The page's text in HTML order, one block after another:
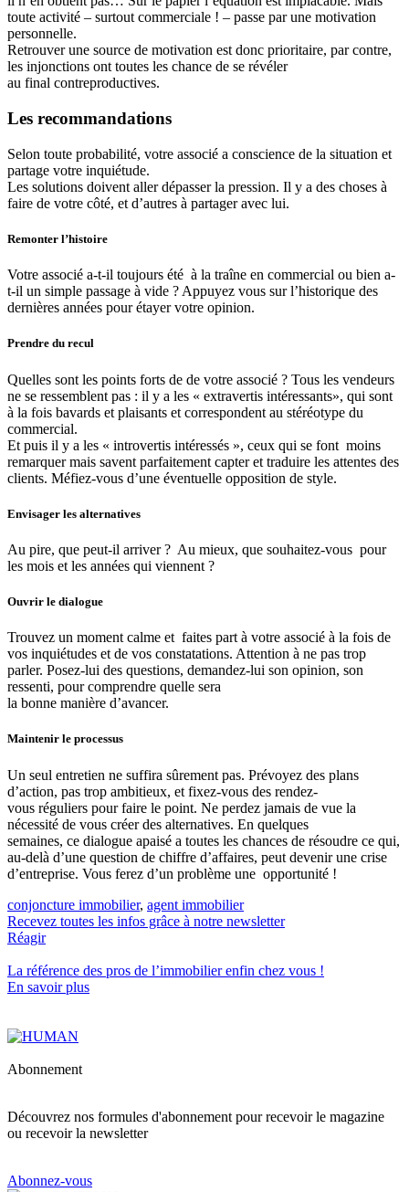
toute activité – surtout commerciale ! – passe par une motivation
personnelle.
Retrouver une source de motivation est donc prioritaire, par contre,
les injonctions ont toutes les chance de se révéler
au final contreproductives.
Les recommandations
Selon toute probabilité, votre associé a conscience de la situation et
partage votre inquiétude.
Les solutions doivent aller dépasser la pression. Il y a des choses à
faire de votre côté, et d’autres à partager avec lui.
Remonter l’histoire
Votre associé a-t-il toujours été à la traîne en commercial ou bien a-
t-il un simple passage à vide ? Appuyez vous sur l’historique des
dernières années pour étayer votre opinion.
Prendre du recul
Quelles sont les points forts de de votre associé ? Tous les vendeurs
ne se ressemblent pas : il y a les « extravertis intéressants», qui sont
à la fois bavards et plaisants et correspondent au stéréotype du
commercial.
Et puis il y a les « introvertis intéressés », ceux qui se font moins
remarquer mais savent parfaitement capter et traduire les attentes des
clients. Méfiez-vous d’une éventuelle opposition de style.
Envisager les alternatives
Au pire, que peut-il arriver ? Au mieux, que souhaitez-vous pour
les mois et les années qui viennent ?
Ouvrir le dialogue
Trouvez un moment calme et faites part à votre associé à la fois de
vos inquiétudes et de vos constatations. Attention à ne pas trop
parler. Posez-lui des questions, demandez-lui son opinion, son
ressenti, pour comprendre quelle sera
la bonne manière d’avancer.
Maintenir le processus
Un seul entretien ne suffira sûrement pas. Prévoyez des plans
d’action, pas trop ambitieux, et fixez-vous des rendez-
vous réguliers pour faire le point. Ne perdez jamais de vue la
nécessité de vous créer des alternatives. En quelques
semaines, ce dialogue apaisé a toutes les chances de résoudre ce qui,
au-delà d’une question de chiffre d’affaires, peut devenir une crise
d’entreprise. Vous ferez d’un problème une opportunité !
conjoncture immobilier, agent immobilier
Recevez toutes les infos grâce à notre newsletter
Réagir
La référence des pros de l’immobilierenfin chez vous !
En savoir plus
Abonnement
Découvrez nos formules d'abonnement pour recevoir le magazine
ou recevoir la newsletter
Abonnez-vous